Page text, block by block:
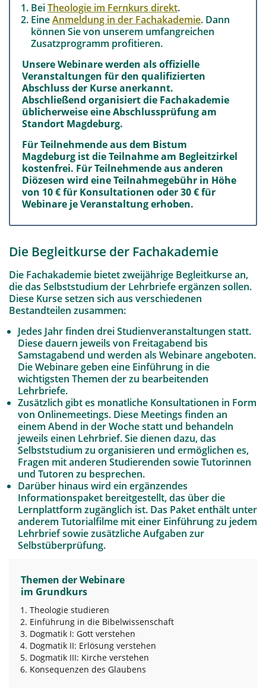
BeiTheologie im Fernkurs direkt.
EineAnmeldung in der Fachakademie. Dann
können Sie von unserem umfangreichen
Zusatzprogramm profitieren.
Unsere Webinare werden als offizielle
Veranstaltungen für den qualifizierten
Abschluss der Kurse anerkannt.
Abschließend organisiert die Fachakademie
üblicherweise eine Abschlussprüfung am
Standort Magdeburg.
Für Teilnehmende aus dem Bistum
Magdeburg ist die Teilnahme am Begleitzirkel
kostenfrei. Für Teilnehmende aus anderen
Diözesen wird eine Teilnahmegebühr in Höhe
von 10 € für Konsultationen oder 30 € für
Webinare je Veranstaltung erhoben.
Die Begleitkurse der Fachakademie
Die Fachakademie bietet zweijährige Begleitkurse an,
die das Selbststudium der Lehrbriefe ergänzen sollen.
Diese Kurse setzen sich aus verschiedenen
Bestandteilen zusammen:
Jedes Jahr finden drei Studienveranstaltungen statt.
Diese dauern jeweils von Freitagabend bis
Samstagabend und werden als Webinare angeboten.
Die Webinare geben eine Einführung in die
wichtigsten Themen der zu bearbeitenden
Lehrbriefe.
Zusätzlich gibt es monatliche Konsultationen in Form
von Onlinemeetings. Diese Meetings finden an
einem Abend in der Woche statt und behandeln
jeweils einen Lehrbrief. Sie dienen dazu, das
Selbststudium zu organisieren und ermöglichen es,
Fragen mit anderen Studierenden sowie Tutorinnen
und Tutoren zu besprechen.
Darüber hinaus wird ein ergänzendes
Informationspaket bereitgestellt, das über die
Lernplattform zugänglich ist. Das Paket enthält unter
anderem Tutorialfilme mit einer Einführung zu jedem
Lehrbrief sowie zusätzliche Aufgaben zur
Selbstüberprüfung.
Themen der Webinare
im Grundkurs
Theologie studieren
Einführung in die Bibelwissenschaft
Dogmatik I: Gott verstehen
Dogmatik II: Erlösung verstehen
Dogmatik III: Kirche verstehen
Konsequenzen des Glaubens